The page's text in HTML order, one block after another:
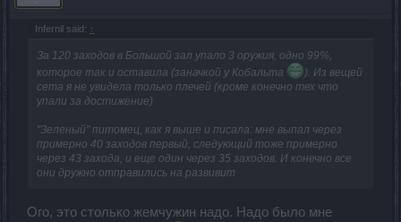
Infernil said: ↑
За 120 заходов в Большой зал упало 3 оружия, одно 99%,
которое так и оставила (заначкой у Кобальта
). Из вещей
сета я не увидела только плечей (кроме конечно тех что
упали за достижение)
"Зеленый" питомец, как я выше и писала: мне выпал через
примерно 40 заходов первый, следующий тоже примерно
через 43 захода, и еще один через 35 заходов. И конечно все
они дружно отправились на развивит
Ого, это столько жемчужин надо. Надо было мне